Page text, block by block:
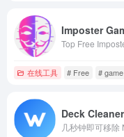
Imposter
在线工具 # Free # game
Deck Cleaner
几秒钟即可移